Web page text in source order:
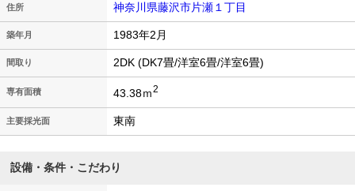
住所 神奈川県藤沢市片瀬１丁目
築年月 1983年2月
間取り 2DK (DK7畳/洋室6畳/洋室6畳)
専有面積 43.38ｍ2
主要採光面 東南
設備・条件・こだわり